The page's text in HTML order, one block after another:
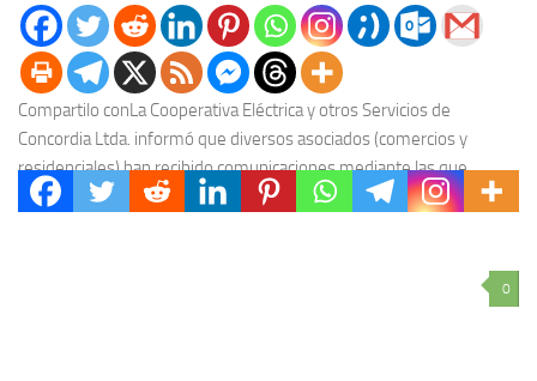
Compartilo conLa Cooperativa Eléctrica y otros Servicios de
Concordia Ltda. informó que diversos asociados (comercios y
residenciales) han recibido comunicaciones mediante las que,
invocando a...
0